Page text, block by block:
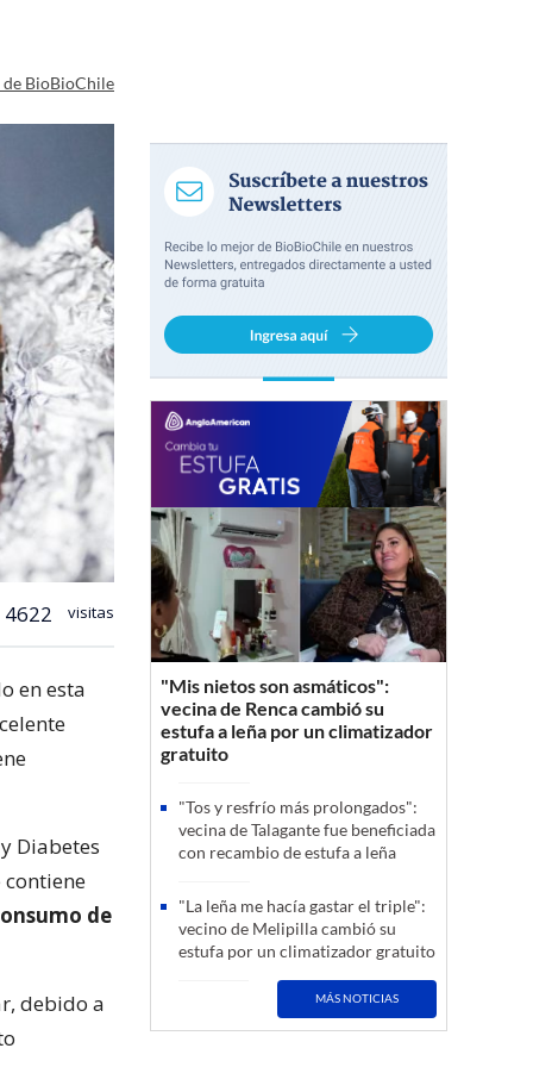
BioBioChile
4622 visitas
en esta
Diabetes
contiene
de
debido a
"Mis nietos son asmáticos":
vecina de Renca cambió su
estufa a leña por un climatizador
gratuito
"Tos y resfrío más prolongados":
vecina de Talagante fue beneficiada
con recambio de estufa a leña
"La leña me hacía gastar el triple":
vecino de Melipilla cambió su
estufa por un climatizador gratuito
MÁS NOTICIAS